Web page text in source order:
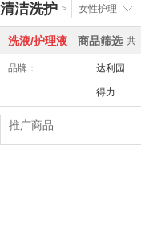
清洁洗护 > 女性护理
洗液/护理液 商品筛选 共
品牌： 达利园
得力
推广商品